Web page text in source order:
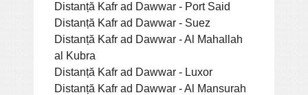
Distanță Kafr ad Dawwar - Port Said
Distanță Kafr ad Dawwar - Suez
Distanță Kafr ad Dawwar - Al Mahallah
al Kubra
Distanță Kafr ad Dawwar - Luxor
Distanță Kafr ad Dawwar - Al Mansurah